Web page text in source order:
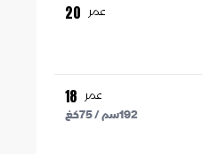
عمر 20
عمر 18
192سم /75كغ